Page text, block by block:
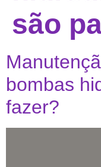
são
bombas
fazer?